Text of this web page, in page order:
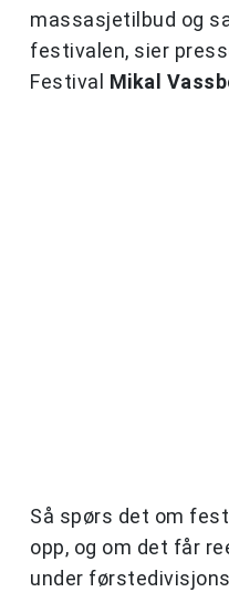
massasjetilbud og
festivalen, sier
Festival Mikal
Så spørs det om
opp, og om det får
under